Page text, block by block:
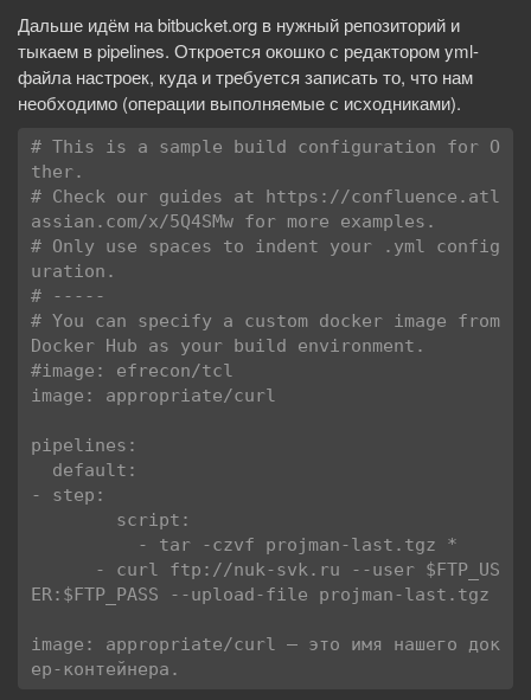
Дальше идём на bitbucket.org в нужный репозиторий и
тыкаем в pipelines. Откроется окошко с редактором yml-
файла настроек, куда и требуется записать то, что нам
необходимо (операции выполняемые с исходниками).
# This is a sample build configuration for O
ther.
# Check our guides at https://confluence.atl
assian.com/x/5Q4SMw for more examples.
# Only use spaces to indent your .yml config
uration.
# -----
# You can specify a custom docker image from
Docker Hub as your build environment.
#image: efrecon/tcl
image: appropriate/curl
pipelines:
- step:
ER:$FTP_PASS --upload-file projman-last.tgz
image: appropriate/curl — это имя нашего док
ер-контейнера.